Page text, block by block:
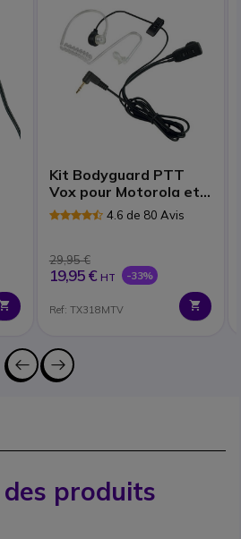
Kit Bodyguard PTT
Vox pour Motorola et
Cobra
4.6 de 80 Avis
29,95 €
19,95 € HT -33%
Ref: TX318MTV
produits